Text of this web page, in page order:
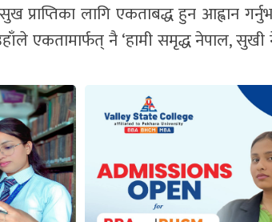
प्राप्तिका लागि एकताबद्ध हुन आह्वान
एकतामार्फत् नै ‘हामी समृद्ध नेपाल, सुखी